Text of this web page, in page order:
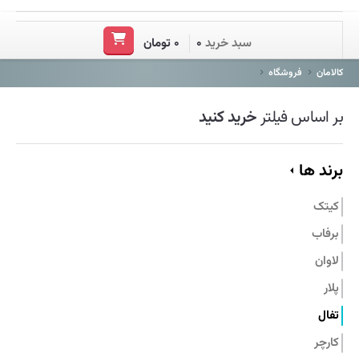
فروشگاه
باشگاه مشتریان
درباره ما
سبد خرید ۰ ۰ تومان
کالامان فروشگاه
بر اساس فیلترخرید کنید
برند ها
کیتک
برفاب
لاوان
پلار
تفال
کارچر